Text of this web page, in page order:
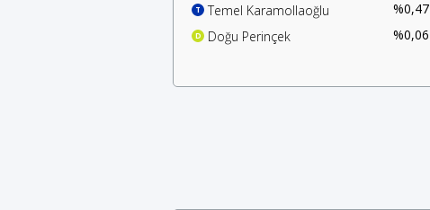
T Temel Karamollaoğlu %0,47
D Doğu Perinçek %0,06